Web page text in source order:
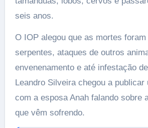
seis anos.
O IOP alegou que as mortes
serpentes, ataques de outros
envenenamento e até infestação
Leandro Silveira chegou a publicar
com a esposa Anah falando sobre
que vêm sofrendo.